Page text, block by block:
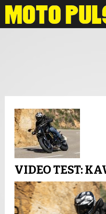
VIDEO TEST: